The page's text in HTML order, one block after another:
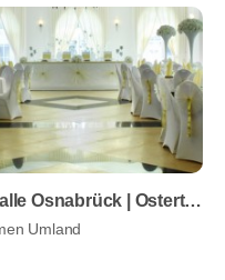
Festhalle Osnabrück | Ostertags Residenz Belm UG
Umland